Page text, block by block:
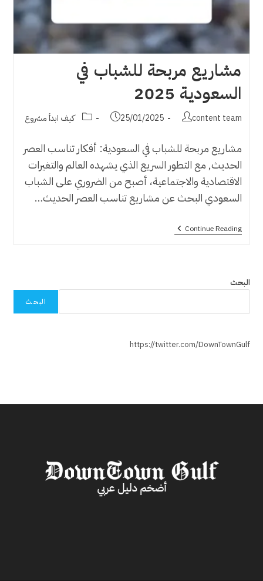
مشاريع مربحة للشباب في
السعودية 2025
Post
content team
Post
25/01/2025
Post كيف ابدأ مشروع
مشاريع مربحة للشباب في السعودية: أفكار تناسب العصر
الحديث, مع التطور السريع الذي يشهده العالم والتغيرات
الاقتصادية والاجتماعية، أصبح من الضروري على الشباب
السعودي البحث عن مشاريع تناسب العصر الحديث…
Continue Readingمشاريع
مربحة
البحث
البحث
https://twitter.com/DownTownGulf